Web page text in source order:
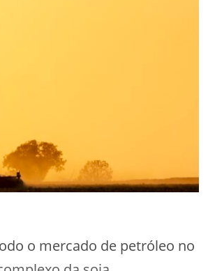
o mercado de petróleo no